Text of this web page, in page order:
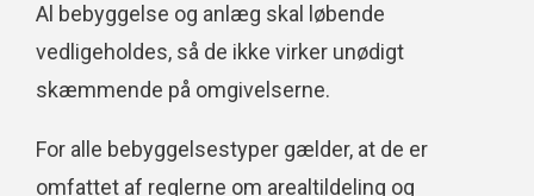
Al bebyggelse og anlæg skal løbende
vedligeholdes, så de ikke virker unødigt
skæmmende på omgivelserne.
For alle bebyggelsestyper gælder, at de er
omfattet af reglerne om arealtildeling og